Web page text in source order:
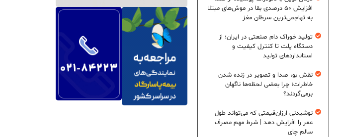
افزایش ۵۰ درصدی بقا در موش‌های مبتلا
به تهاجمی‌ترین سرطان مغز
تولید خوراک دام صنعتی در ایران؛ از
دستگاه پلت تا کنترل کیفیت و
استانداردهای تولید
نقش بو، صدا و تصویر در زنده شدن
خاطرات؛ چرا بعضی لحظه‌ها ناگهان
برمی‌گردند؟
نوشیدنی ارزان‌قیمتی که می‌تواند طول
عمر را افزایش دهد | شرط مهم مصرف
سالم چای